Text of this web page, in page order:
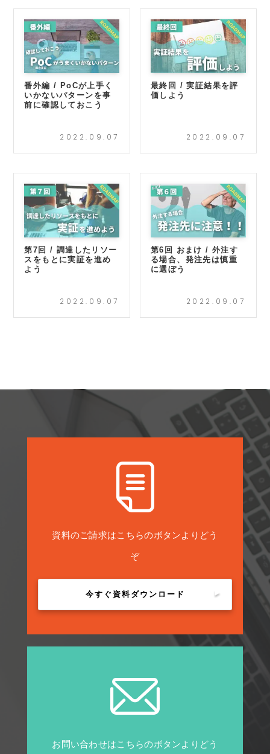
番外編 / PoCが上手く
いかないパターンを事
前に確認しておこう
2022.09.07
最終回 / 実証結果を評
価しよう
2022.09.07
第7回 / 調達したリソー
スをもとに実証を進め
よう
2022.09.07
第6回 おまけ / 外注す
る場合、発注先は慎重
に選ぼう
2022.09.07
資料のご請求はこちらのボタンよりどう
ぞ
今すぐ資料ダウンロード
お問い合わせはこちらのボタンよりどう